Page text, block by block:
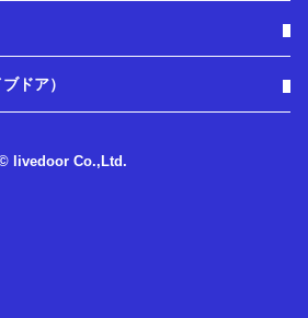
ドア）
livedoor Co.,Ltd.